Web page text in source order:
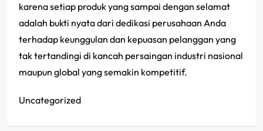
karena setiap produk yang sampai dengan selamat
adalah bukti nyata dari dedikasi perusahaan Anda
terhadap keunggulan dan kepuasan pelanggan yang
tak tertandingi di kancah persaingan industri nasional
maupun global yang semakin kompetitif.
Uncategorized